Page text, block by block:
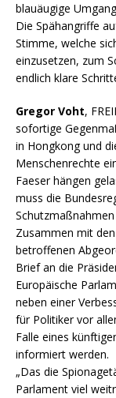
blauäugige
Die Spähangriffe
Stimme, welche
einzusetzen, zum
endlich klare
Gregor Voht,
sofortige
in Hongkong und
Menschenrechte
Faeser hängen
muss die
Zusammen mit
betroffenen
Brief an die
Europäische
neben einer
für Politiker vor
Falle eines
informiert werden.
„Das die
Parlament viel